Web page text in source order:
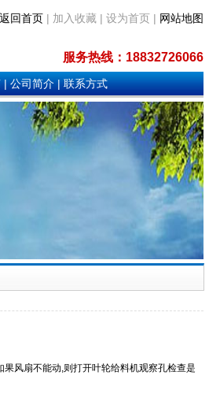
返回首页 | 加入收藏 | 设为首页 | 网站地图
服务热线： 18832726066
|公司简介|联系方式
风扇不能动,则打开叶轮给料机观察孔检查是